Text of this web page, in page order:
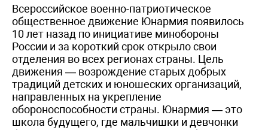
Всероссийское военно-патриотическое
общественное движение Юнармия появилось
10 лет назад по инициативе минобороны
России и за короткий срок открыло свои
отделения во всех регионах страны. Цель
движения — возрождение старых добрых
традиций детских и юношеских организаций,
направленных на укрепление
обороноспособности страны. Юнармия — это
школа будущего, где мальчишки и девчонки